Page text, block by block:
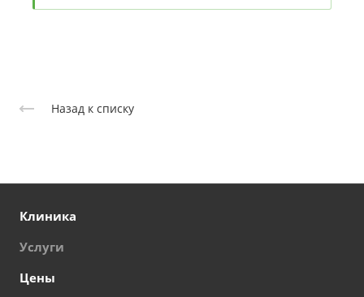
Назад к списку
Клиника
Услуги
Цены